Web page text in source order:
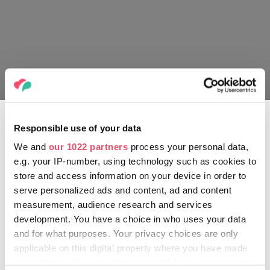
Responsible use of your data
We and our 1022 partners process your personal data,
e.g. your IP-number, using technology such as cookies to
store and access information on your device in order to
serve personalized ads and content, ad and content
measurement, audience research and services
development. You have a choice in who uses your data
and for what purposes. Your privacy choices are only
applicable on this digital property where you have made
Pest mérite une soirée : du Blaha à la
Bálna Budapest
On ne fait que passer par une ville tant que l’on ne s’est pas
immergé dans ce flot humain qui traverse chaque
métropole animée aux heures de pointe du matin ou de
l’après-midi : Budapest ne fait pas exception. L’un des lieux
récemment renouvelés où l’on peut ressentir cette énergie
est le « Blaha », surnom donné par les habitants à la place
Blaha Lujza, baptisée en l’honneur de la célèbre actrice